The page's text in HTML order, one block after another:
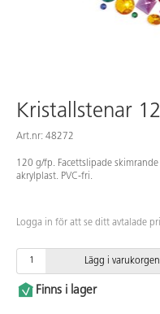
Kristallstenar
Art.nr: 48272
120 g/fp. Facettslipade
akrylplast. PVC-fri.
Logga in för att se ditt avtalade
Lägg i varukorgen
Finns i lager